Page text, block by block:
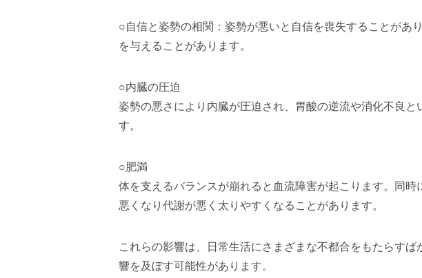
○自信と姿勢の相関：姿勢が悪いと自信を喪失することがあ
を与えることがあります。
○内臓の圧迫
姿勢の悪さにより内臓が圧迫され、胃酸の逆流や消化不良と
す。
○肥満
体を支えるバランスが崩れると血流障害が起こります。同
悪くなり代謝が悪く太りやすくなることがあります。
これらの影響は、日常生活にさまざまな不都合をもたらす
響を及ぼす可能性があります。